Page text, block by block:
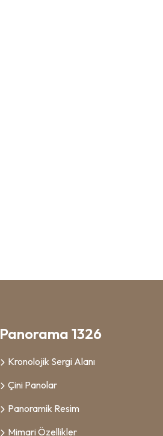
Panorama 1326
Kronolojik Sergi Alanı
Çini Panolar
Panoramik Resim
Mimari Özellikler